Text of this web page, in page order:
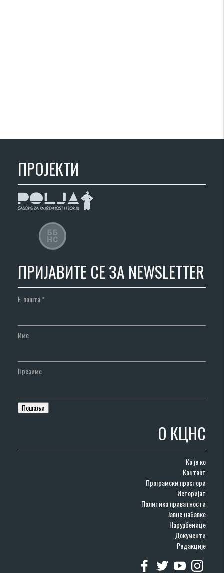
ПРОЈЕКТИ
ПРИЈАВИТЕ СЕ ЗА NEWSLETTER
Е-пошта*
Име
Презиме
О КЦНС
Ко је ко
Контакт
Програмски простори
Историјат
Политика приватности
Јавне набавке
Наруџбенице
Документи
Редакције